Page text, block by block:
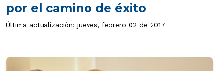
por el camino de éxito
Última actualización: jueves, febrero 02 de 2017